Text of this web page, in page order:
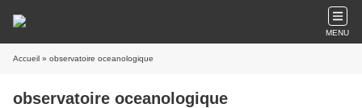
MENU
Accueil » observatoire oceanologique
observatoire oceanologique